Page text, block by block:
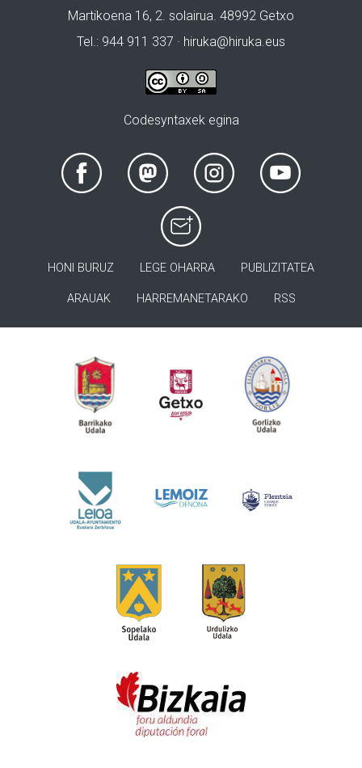
Martikoena 16, 2. solairua. 48992 Getxo
Tel.: 944 911 337 · hiruka@hiruka.eus
Codesyntaxek egina
HONI BURUZ LEGE OHARRA PUBLIZITATEA
ARAUAK HARREMANETARAKO RSS